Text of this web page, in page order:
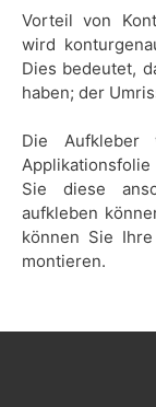
Vorteil von
wird
Dies bedeutet,
haben; der
Die Aufkleber
Sie diese
aufkleben
können Sie
montieren.